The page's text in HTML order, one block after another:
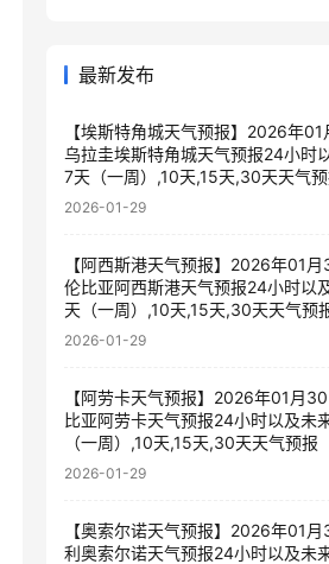
最新发布
【埃斯特角城天气预报】2026年01
乌拉圭埃斯特角城天气预报24小时
7天（一周）,10天,15天,30天天气
2026-01-29
【阿西斯港天气预报】2026年01
伦比亚阿西斯港天气预报24小时以
天（一周）,10天,15天,30天天气预
2026-01-29
【阿劳卡天气预报】2026年01月
比亚阿劳卡天气预报24小时以及未
（一周）,10天,15天,30天天气预报
2026-01-29
【奥索尔诺天气预报】2026年01
利奥索尔诺天气预报24小时以及未